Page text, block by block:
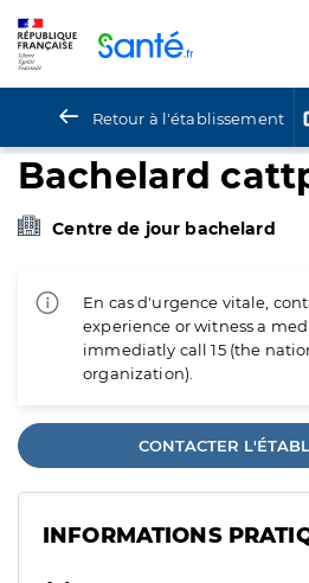
Retour à l'établissement
Bachelard
Centre de jour bachelard
En cas d'urgence vitale,
experience or witness a
immediatly call 15 (the
organization).
CONTACTER
INFORMATIONS